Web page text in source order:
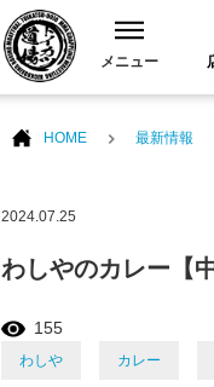
メニュー
HOME 最新情報
2024.07.25
わしやのカレー【中
155
わしや カレー